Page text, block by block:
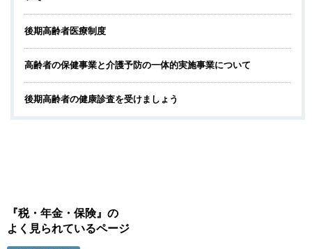
後期高齢者医療制度
高齢者の保健事業と介護予防の一体的実施事業について
後期高齢者の健康診査を受けましょう
『税・年金・保険』の
よく見られているページ